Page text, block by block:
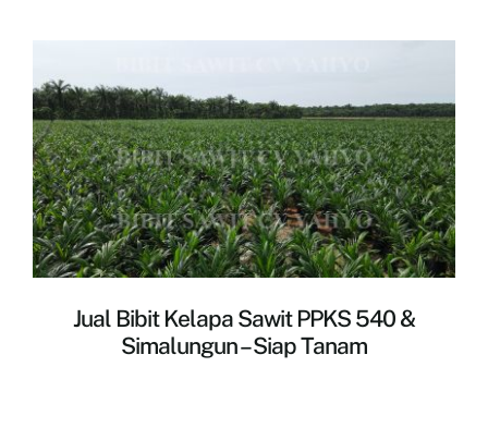
Jual Bibit Kelapa Sawit PPKS 540 &
Simalungun – Siap Tanam